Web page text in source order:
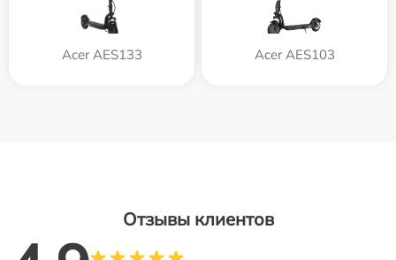
Acer AES133 Acer AES103
Отзывы клиентов